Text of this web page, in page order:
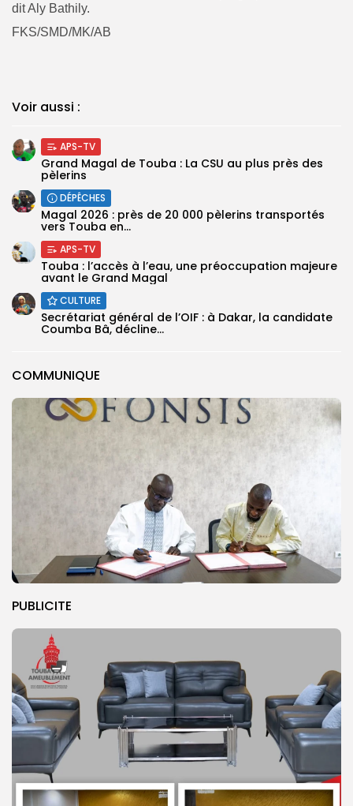
COMMUNIQUE
PUBLICITE
dit Aly Bathily.
FKS/SMD/MK/AB
Voir aussi :
APS-TV
Grand Magal de Touba : La CSU au plus près des
pèlerins
DÉPÊCHES
Magal 2026 : près de 20 000 pèlerins transportés
vers Touba en...
APS-TV
Touba : l’accès à l’eau, une préoccupation majeure
avant le Grand Magal
CULTURE
Secrétariat général de l’OIF : à Dakar, la candidate
Coumba Bâ, décline...